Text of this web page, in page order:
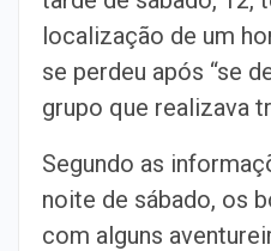
localização de um
se perdeu após “se
grupo que realizava
Segundo as
noite de sábado, os
com alguns